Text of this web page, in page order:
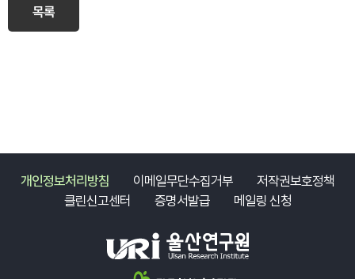
목록
개인정보처리방침 이메일무단수집거부
저작권보호정책
클린신고센터
증명서발급 메일링 신청